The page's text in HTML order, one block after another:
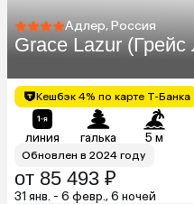
Адлер, Россия
Grace Lazur (Грейс
Кешбэк 4% по карте Т-Банка
линия галька 5 м
Обновлен в 2024 году
от 85 493 ₽
31 янв. - 6 февр., 6 ночей